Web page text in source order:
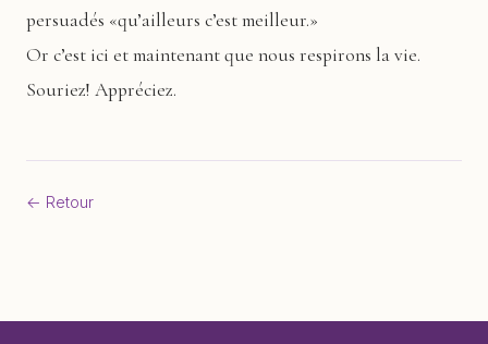
persuadés «qu’ailleurs c’est meilleur.»
Or c’est ici et maintenant que nous respirons la vie.
Souriez! Appréciez.
← Retour